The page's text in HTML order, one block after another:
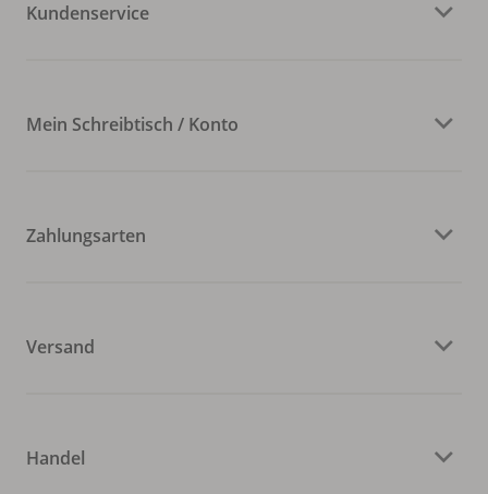
Kundenservice
Mein Schreibtisch / Konto
Zahlungsarten
Versand
Handel